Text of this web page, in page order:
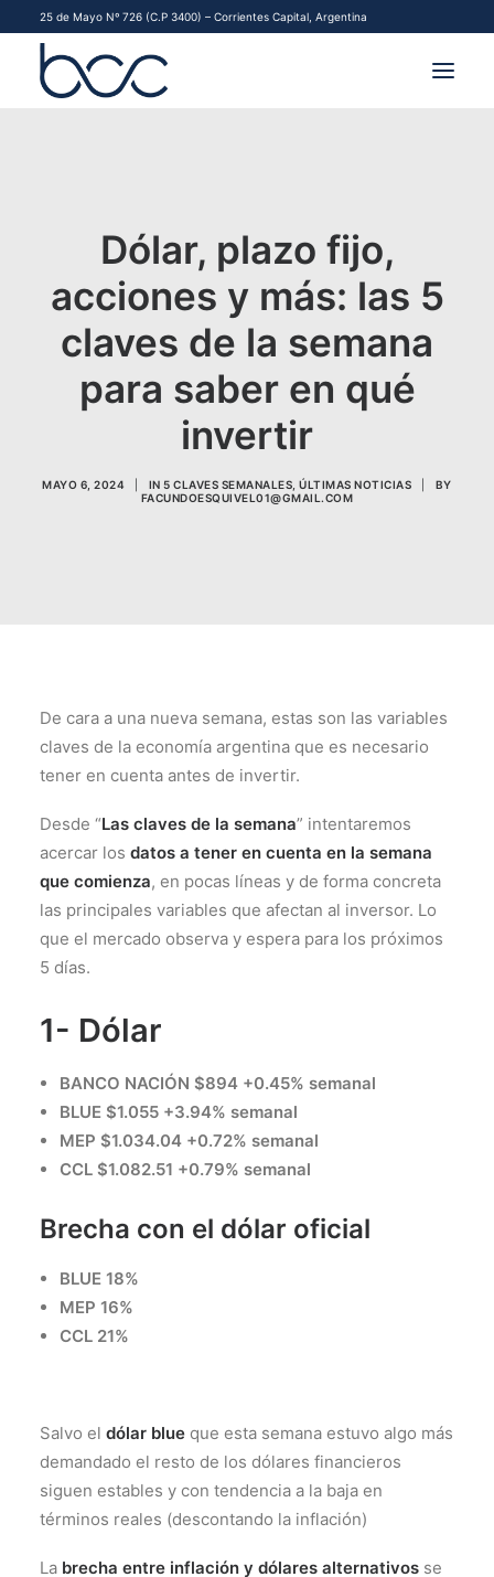
25 de Mayo Nº 726 (C.P 3400) – Corrientes Capital, Argentina
FINANCIAMIENTO PYME
CONTACTO
Dólar, plazo fijo,
acciones y más: las 5
claves de la semana
para saber en qué
invertir
MAYO 6, 2024 IN5 CLAVES SEMANALES ,ÚLTIMAS NOTICIAS
BY
FACUNDOESQUIVEL01@GMAIL.COM
De cara a una nueva semana, estas son las variables
claves de la economía argentina que es necesario
tener en cuenta antes de invertir.
Desde “Las claves de la semana” intentaremos
acercar los datos a tener en cuenta en la semana
que comienza, en pocas líneas y de forma concreta
las principales variables que afectan al inversor. Lo
que el mercado observa y espera para los próximos
5 días.
1- Dólar
BANCO NACIÓN $894 +0.45% semanal
BLUE $1.055 +3.94% semanal
MEP $1.034.04 +0.72% semanal
CCL $1.082.51 +0.79% semanal
Brecha con el dólar oficial
BLUE 18%
MEP 16%
CCL 21%
Salvo el dólar blue que esta semana estuvo algo más
demandado el resto de los dólares financieros
siguen estables y con tendencia a la baja en
términos reales (descontando la inflación)
La brecha entre inflación y dólares alternativos se